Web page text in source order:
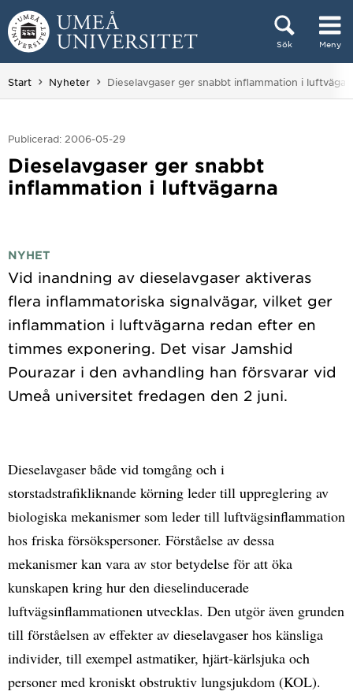
Hoppa direkt till innehållet
Sök Meny
Huvudmenyn dold.
Start Nyheter Du är här:
Dieselavgaser ger snabbt inflammation i
Publicerad: 2006-05-29
Dieselavgaser ger snabbt
inflammation i luftvägarna
NYHET
Vid inandning av dieselavgaser aktiveras
flera inflammatoriska signalvägar, vilket ger
inflammation i luftvägarna redan efter en
timmes exponering. Det visar Jamshid
Pourazar i den avhandling han försvarar vid
Dieselavgaser både vid tomgång och i
storstadstrafikliknande körning leder till uppreglering av
biologiska mekanismer som leder till luftvägsinflammation
hos friska försökspersoner. Förståelse av dessa
mekanismer kan vara av stor betydelse för att öka
kunskapen kring hur den dieselinducerade
luftvägsinflammationen utvecklas. Den utgör även grunden
till förståelsen av effekter av dieselavgaser hos känsliga
individer, till exempel astmatiker, hjärt-kärlsjuka och
personer med kroniskt obstruktiv lungsjukdom (KOL).